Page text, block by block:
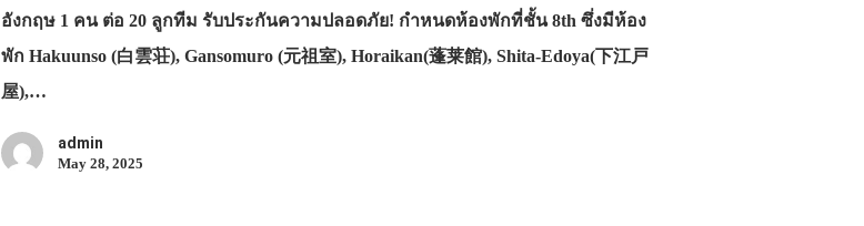
อังกฤษ 1 คน ต่อ 20 ลูกทีม รับประกันความปลอดภัย! กำหนดห้องพักที่ชั้น 8th ซึ่งมีห้อง
พัก Hakuunso (白雲荘), Gansomuro (元祖室), Horaikan(蓬莱館), Shita-Edoya(下江戸
屋),…
admin
May 28, 2025